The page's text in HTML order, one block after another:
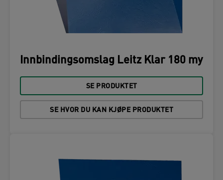
Innbindingsomslag Leitz Klar 180 my
SE PRODUKTET
SE HVOR DU KAN KJØPE PRODUKTET